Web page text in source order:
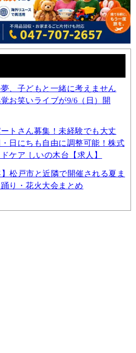
、子どもと一緒に考えません
お笑いライブが9/6（日）開
トさん募集！未経験でも大丈
日にちも自由に調整可能！株式
ケア しいの木台【求人】
】松戸市と近隣で開催される夏ま
り・花火大会まとめ